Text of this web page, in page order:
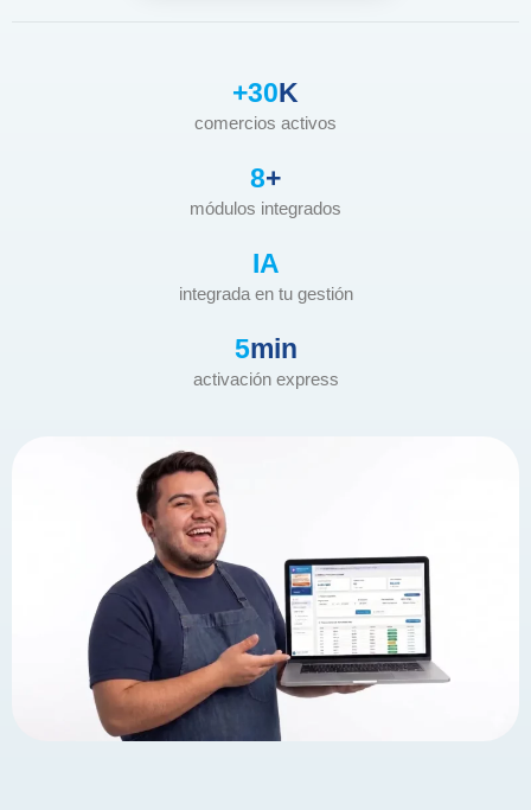
+30K
comercios activos
8+
módulos integrados
IA
integrada en tu gestión
5min
activación express